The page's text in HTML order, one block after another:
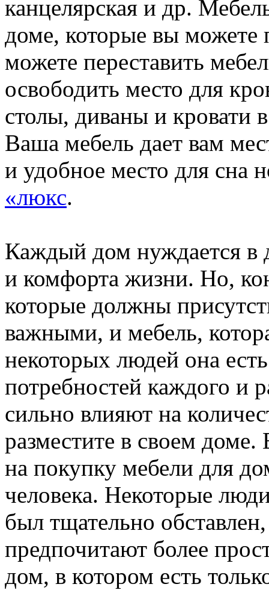
канцелярская и др.
доме, которые вы можете
можете переставить
освободить место для
столы, диваны и кровати
Ваша мебель дает вам
и удобное место для сна
«люкс.
Каждый дом нуждается в
и комфорта жизни. Но,
которые должны
важными, и мебель,
некоторых людей она
потребностей каждого и
сильно влияют на
разместите в своем
на покупку мебели для
человека. Некоторые
был тщательно
предпочитают более
дом, в котором есть